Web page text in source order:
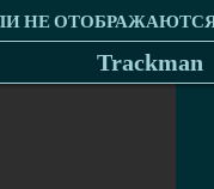
Trackman